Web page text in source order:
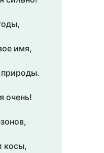
имя,
природы.
очень!
косы,